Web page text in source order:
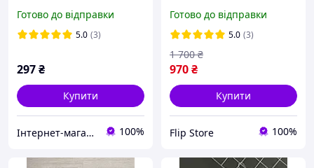
Готово до відправки
5.0 (3)
297₴
Купити
Інтернет-магазин VOLIN 100%
Scott спортивна чорна
Готово до відправки
5.0 (3)
970₴
1 700 ₴
Купити
Flip Store 100%